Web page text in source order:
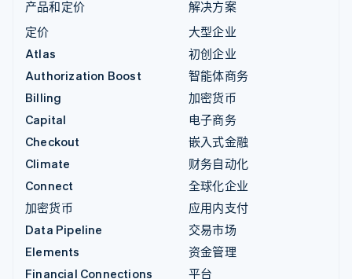
产品和定价
定价
Atlas
Authorization Boost
Billing
Capital
Checkout
Climate
Connect
加密货币
Data Pipeline
Elements
Financial Connections
解决方案
大型企业
初创企业
智能体商务
加密货币
电子商务
嵌入式金融
财务自动化
全球化企业
应用内支付
交易市场
资金管理
平台